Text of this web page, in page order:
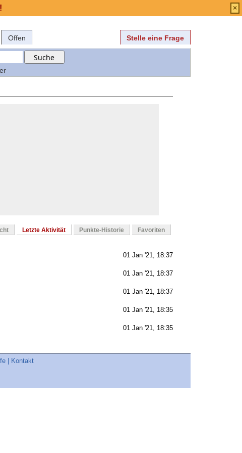
Offen Stelle eine Frage
Letzte Aktivität Punkte-Historie Favoriten
01 Jan '21, 18:37
01 Jan '21, 18:37
01 Jan '21, 18:37
01 Jan '21, 18:35
01 Jan '21, 18:35
Kontakt
×